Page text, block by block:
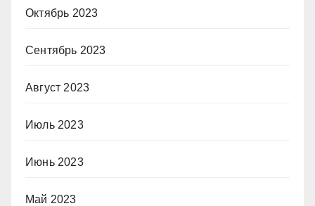
Октябрь 2023
Сентябрь 2023
Август 2023
Июль 2023
Июнь 2023
Май 2023